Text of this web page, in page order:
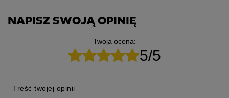
NAPISZ SWOJĄ OPINIĘ
Twoja ocena:
5/5
Treść twojej opinii